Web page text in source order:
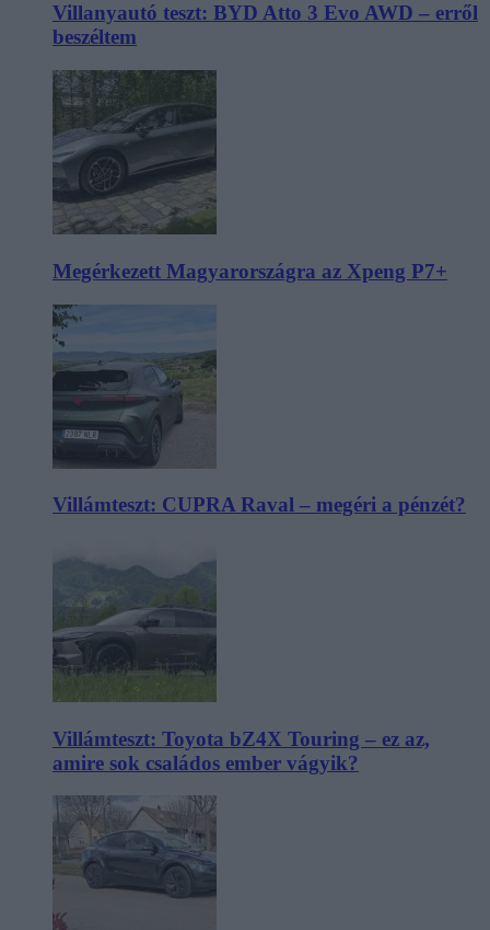
Villanyautó teszt: BYD Atto 3 Evo AWD – erről
beszéltem
Megérkezett Magyarországra az Xpeng P7+
Villámteszt: CUPRA Raval – megéri a pénzét?
Villámteszt: Toyota bZ4X Touring – ez az,
amire sok családos ember vágyik?